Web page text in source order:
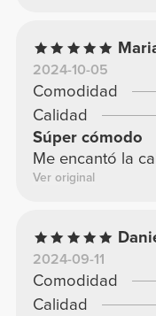
2024-10-05
Comodidad
Calidad
Súper cómodo
Me encantó la
Ver original
2024-09-11
Comodidad
Calidad